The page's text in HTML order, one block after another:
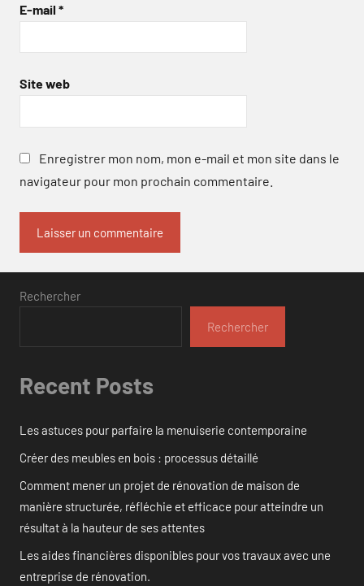
E-mail *
Site web
Enregistrer mon nom, mon e-mail et mon site dans le
navigateur pour mon prochain commentaire.
Rechercher
Rechercher
Recent Posts
Les astuces pour parfaire la menuiserie contemporaine
Créer des meubles en bois : processus détaillé
Comment mener un projet de rénovation de maison de
manière structurée, réfléchie et efficace pour atteindre un
résultat à la hauteur de ses attentes
Les aides financières disponibles pour vos travaux avec une
entreprise de rénovation.